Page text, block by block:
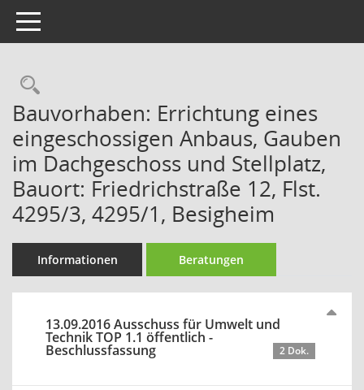
Toggle navigation
Rechercheauswahl
Bauvorhaben: Errichtung eines
eingeschossigen Anbaus, Gauben
im Dachgeschoss und Stellplatz,
Bauort: Friedrichstraße 12, Flst.
4295/3, 4295/1, Besigheim
Informationen Beratungen
13.09.2016 Ausschuss für Umwelt und
Technik TOP 1.1 öffentlich -
Beschlussfassung 2 Dok.